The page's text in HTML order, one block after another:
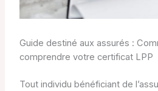
Guide destiné aux assurés :
comprendre votre certificat LPP
Tout individu bénéficiant de